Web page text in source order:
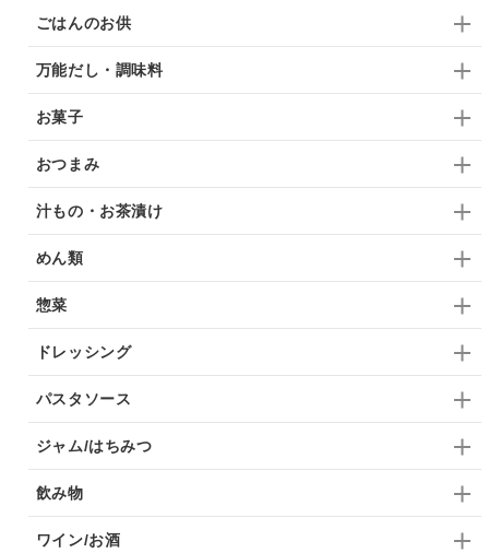
ごはんのお供
万能だし・調味料
お菓子
おつまみ
汁もの・お茶漬け
めん類
惣菜
ドレッシング
パスタソース
ジャム/はちみつ
飲み物
ワイン/お酒